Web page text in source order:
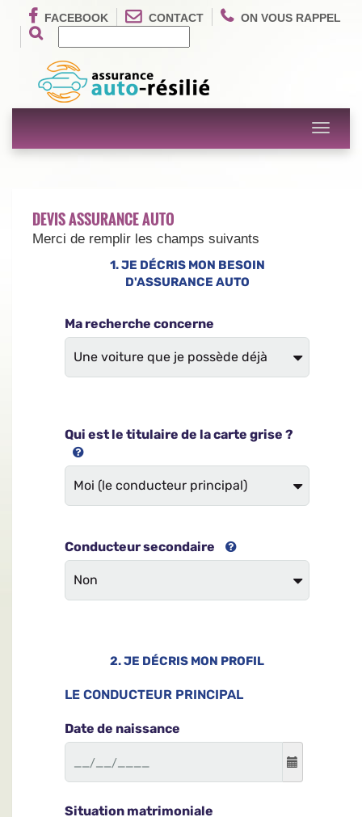
FACEBOOK CONTACT ON VOUS RAPPEL
Toggle
DEVIS ASSURANCE AUTO
Merci de remplir les champs suivants